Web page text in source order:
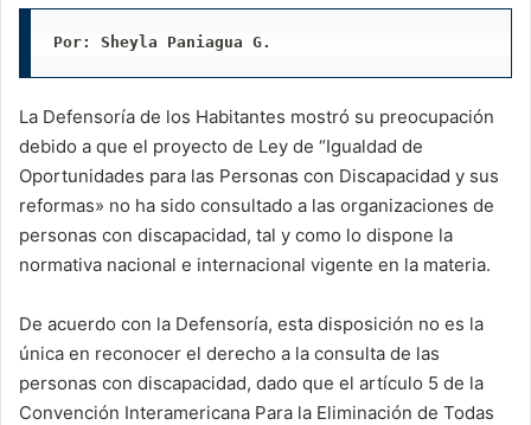
Por: Sheyla Paniagua G.
La Defensoría de los Habitantes mostró su preocupación
debido a que el proyecto de Ley de “Igualdad de
Oportunidades para las Personas con Discapacidad y sus
reformas» no ha sido consultado a las organizaciones de
personas con discapacidad, tal y como lo dispone la
normativa nacional e internacional vigente en la materia.
De acuerdo con la Defensoría, esta disposición no es la
única en reconocer el derecho a la consulta de las
personas con discapacidad, dado que el artículo 5 de la
Convención Interamericana Para la Eliminación de Todas